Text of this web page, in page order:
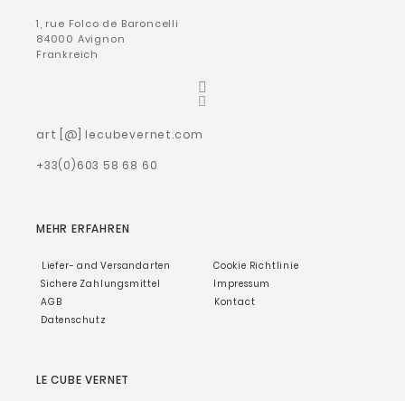
1, rue Folco de Baroncelli
84000 Avignon
Frankreich
art [@] lecubevernet.com
+33(0)603 58 68 60
MEHR ERFAHREN
Liefer- and Versandarten
Sichere Zahlungsmittel
AGB
Datenschutz
Cookie Richtlinie
Impressum
Kontact
LE CUBE VERNET